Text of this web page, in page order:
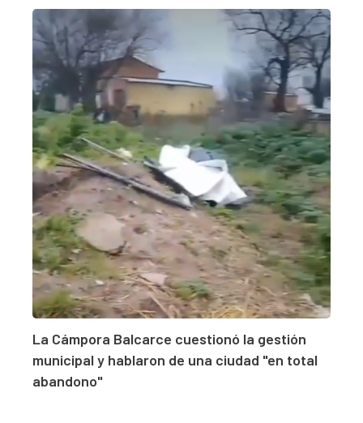
La Cámpora Balcarce cuestionó la gestión
municipal y hablaron de una ciudad "en total
abandono"